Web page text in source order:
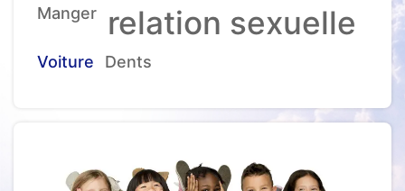
Manger relation sexuelle
Voiture Dents